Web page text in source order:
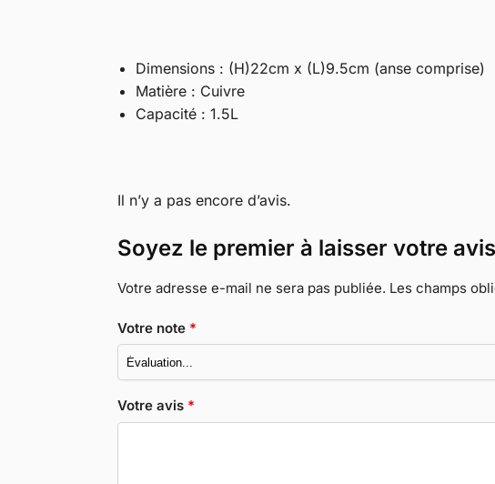
Dimensions : (H)22cm x (L)9.5cm (anse comprise)
Matière : Cuivre
Capacité : 1.5L
Il n’y a pas encore d’avis.
Soyez le premier à laisser votre
Votre adresse e-mail ne sera pas publiée. Les champs
Votre note *
Votre avis *